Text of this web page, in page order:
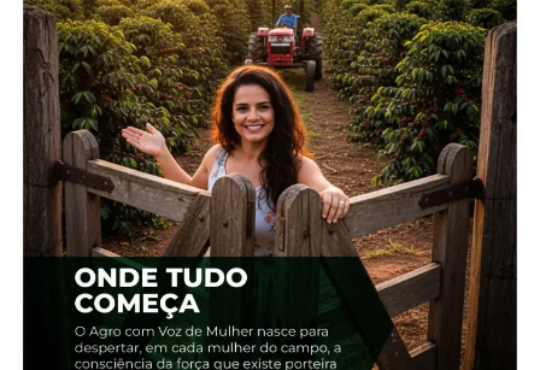
Portos e Aeroportos
O governo também detalhou nesta terça-feira (6)
os investimentos em portos e aeroportos para os
próximos anos. O ministro de Portos e Aeroportos,
Silvio Costa Filho, prevê investir, em 2024, R$ 639
milhões em portos e hidrovias, além de criar a
Secretaria Nacional de Hidrovias e Transporte
Aquaviário.
A pasta de Portos e Aeroportos ainda tem como
meta realizar, até 2026, 35 leilões de infraestrutura